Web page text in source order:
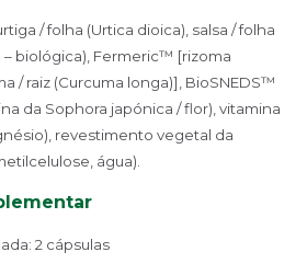
/ folha (Urtica dioica), salsa / folha
– biológica), Fermeric™ [rizoma
/ raiz (Curcuma longa)], BioSNEDS™
da Sophora japónica / flor), vitamina
revestimento vegetal da
água).
2 cápsulas